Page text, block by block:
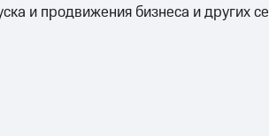
и продвижения бизнеса и других